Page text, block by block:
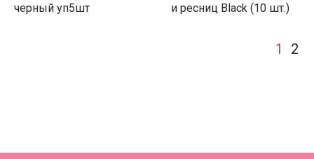
черный уп5шт
и ресниц Black (10 шт.)
1 2